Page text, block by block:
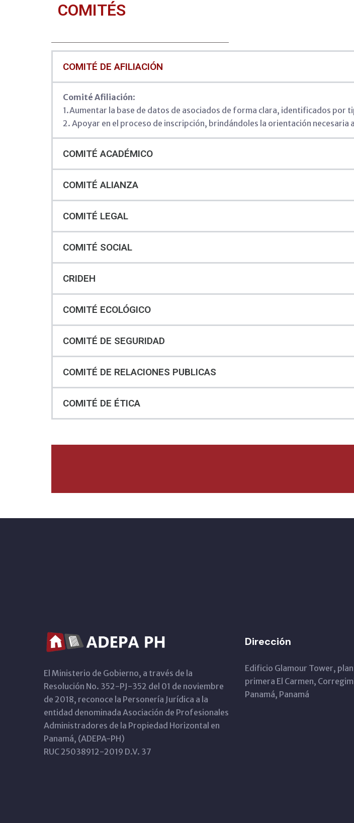
COMITÉS
COMITÉ DE AFILIACIÓN
Comité Afiliación:
1.Aumentar la base de datos de asociados de forma clara, identificados por
2. Apoyar en el proceso de inscripción, brindándoles la orientación necesaria
COMITÉ ACADÉMICO
COMITÉ ALIANZA
COMITÉ LEGAL
COMITÉ SOCIAL
CRIDEH
COMITÉ ECOLÓGICO
COMITÉ DE SEGURIDAD
COMITÉ DE RELACIONES PUBLICAS
COMITÉ DE ÉTICA
El Ministerio de Gobierno, a través de la
Resolución No. 352-PJ-352 del 01 de noviembre
de 2018, reconoce la Personería Jurídica a la
entidad denominada Asociación de Profesionales
Administradores de la Propiedad Horizontal en
Panamá, (ADEPA-PH)
RUC 25038912-2019 D.V. 37
Dirección
Edificio Glamour Tower,
primera El Carmen,
Panamá, Panamá